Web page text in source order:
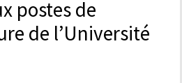
postes de
de l’Université